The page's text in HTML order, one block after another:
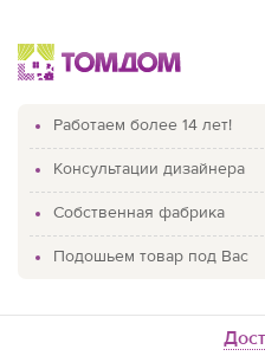
Работаем более 14 лет!
Консультации дизайнера
Собственная фабрика
Подошьем товар под Вас